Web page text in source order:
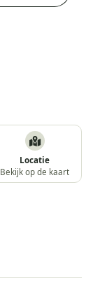
Locatie
Bekijk op de kaart